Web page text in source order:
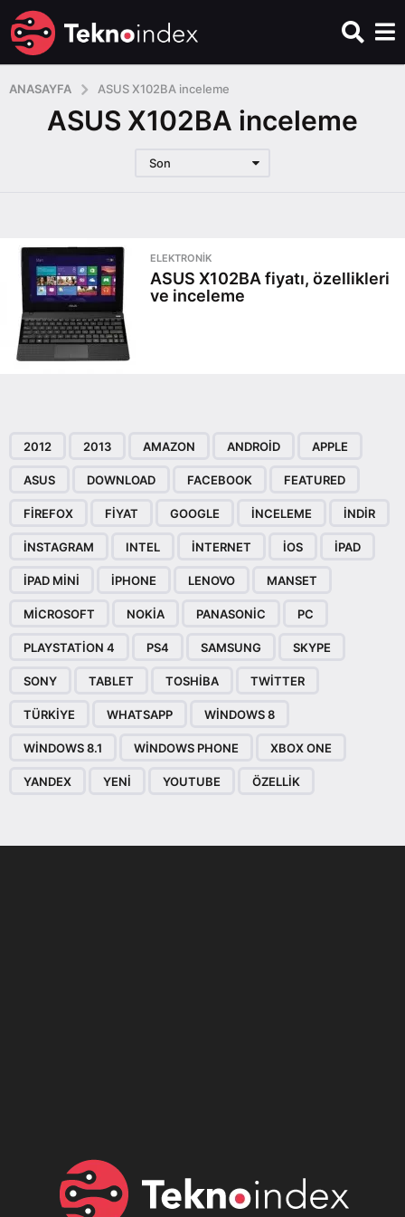
ANASAYFA ASUS X102BA inceleme
ASUS X102BA inceleme
Son
ELEKTRONIK
ASUS X102BA fiyatı, özellikleri
ve inceleme
2012 2013 AMAZON ANDROID APPLE
ASUS DOWNLOAD FACEBOOK FEATURED
FIREFOX FIYAT GOOGLE INCELEME INDIR
INSTAGRAM INTEL INTERNET IOS IPAD
IPAD MINI IPHONE LENOVO MANSET
MICROSOFT NOKIA PANASONIC PC
PLAYSTATION 4 PS4 SAMSUNG SKYPE
SONY TABLET TOSHIBA TWITTER
TÜRKIYE WHATSAPP WINDOWS 8
WINDOWS 8.1 WINDOWS PHONE XBOX ONE
YANDEX YENI YOUTUBE ÖZELLIK